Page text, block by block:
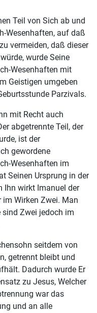
Teil von Sich ab und
Wesenhaften, auf daß
vermeiden, daß dieser
wurde Seine
Wesenhaften mit
Geistigen umgeben
Parzivals.
mit Recht auch
abgetrennte Teil, der
ist der
gewordene
Wesenhaften im
Seinen Ursprung in der
Ihn wirkt Imanuel der
im Wirken Zwei. Man
sind Zwei jedoch im
seitdem von
getrennt bleibt und
Dadurch wurde Er
zu Jesus, Welcher
war das
und an alle